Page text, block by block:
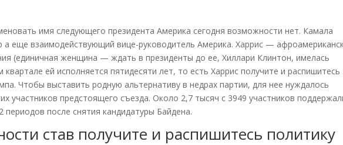
имя следующего президента Америка сегодня возможности нет. Камала
еще взаимодействующий вице-руководитель Америка. Харрис —
(единичная женщина — ждать в президенты до ее, Хиллари Клинтон, имелась
ей исполняется пятидесяти лет, то есть Харрис получите и распишитесь
Чтобы выставить родную альтернативу в недрах партии, для нее нуждалось
участников предстоящего съезда. Около 2,7 тысяч с 3949 участников
периодов после снятия кандидатуры Байдена.
став получите и распишитесь политику